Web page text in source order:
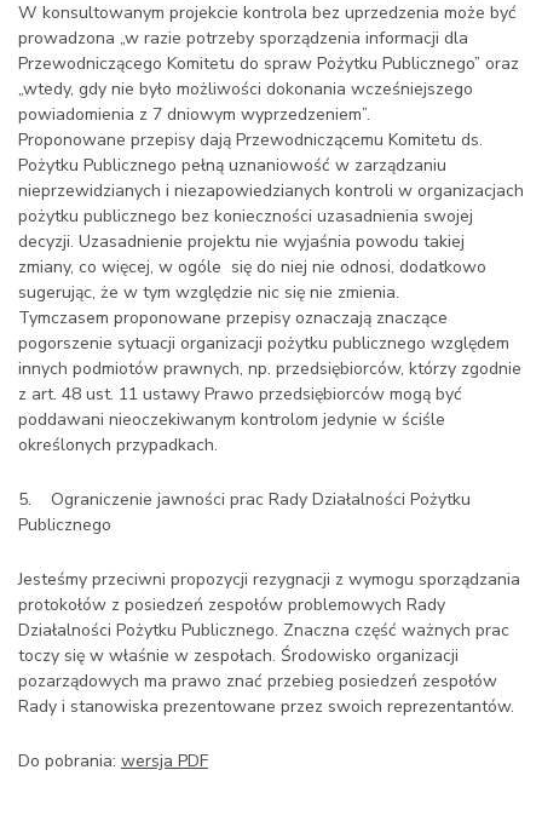
W konsultowanym projekcie kontrola bez uprzedzenia może być
prowadzona „w razie potrzeby sporządzenia informacji dla
Przewodniczącego Komitetu do spraw Pożytku Publicznego” oraz
„wtedy, gdy nie było możliwości dokonania wcześniejszego
powiadomienia z 7 dniowym wyprzedzeniem”.
Proponowane przepisy dają Przewodniczącemu Komitetu ds.
Pożytku Publicznego pełną uznaniowość w zarządzaniu
nieprzewidzianych i niezapowiedzianych kontroli w organizacjach
pożytku publicznego bez konieczności uzasadnienia swojej
decyzji. Uzasadnienie projektu nie wyjaśnia powodu takiej
zmiany, co więcej, w ogóle się do niej nie odnosi, dodatkowo
sugerując, że w tym względzie nic się nie zmienia.
Tymczasem proponowane przepisy oznaczają znaczące
pogorszenie sytuacji organizacji pożytku publicznego względem
innych podmiotów prawnych, np. przedsiębiorców, którzy zgodnie
z art. 48 ust. 11 ustawy Prawo przedsiębiorców mogą być
poddawani nieoczekiwanym kontrolom jedynie w ściśle
określonych przypadkach.
5. Ograniczenie jawności prac Rady Działalności Pożytku
Publicznego
Jesteśmy przeciwni propozycji rezygnacji z wymogu sporządzania
protokołów z posiedzeń zespołów problemowych Rady
Działalności Pożytku Publicznego. Znaczna część ważnych prac
toczy się w właśnie w zespołach. Środowisko organizacji
pozarządowych ma prawo znać przebieg posiedzeń zespołów
Rady i stanowiska prezentowane przez swoich reprezentantów.
Do pobrania: wersja PDF